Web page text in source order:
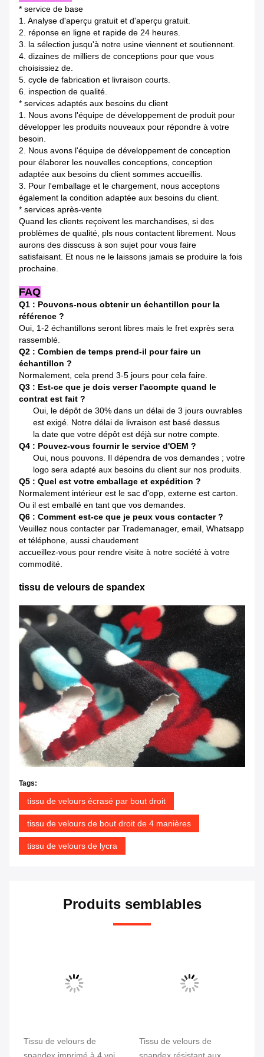
* service de base
1. Analyse d'aperçu gratuit et d'aperçu gratuit.
2. réponse en ligne et rapide de 24 heures.
3. la sélection jusqu'à notre usine viennent et soutiennent.
4. dizaines de milliers de conceptions pour que vous
choisissiez de.
5. cycle de fabrication et livraison courts.
6. inspection de qualité.
* services adaptés aux besoins du client
1. Nous avons l'équipe de développement de produit pour
développer les produits nouveaux pour répondre à votre
besoin.
2. Nous avons l'équipe de développement de conception
pour élaborer les nouvelles conceptions, conception
adaptée aux besoins du client sommes accueillis.
3. Pour l'emballage et le chargement, nous acceptons
également la condition adaptée aux besoins du client.
* services après-vente
Quand les clients reçoivent les marchandises, si des
problèmes de qualité, pls nous contactent librement. Nous
aurons des disscuss à son sujet pour vous faire
satisfaisant. Et nous ne le laissons jamais se produire la fois
prochaine.
FAQ
Q1 : Pouvons-nous obtenir un échantillon pour la
référence ?
Oui, 1-2 échantillons seront libres mais le fret exprès sera
rassemblé.
Q2 : Combien de temps prend-il pour faire un
échantillon ?
Normalement, cela prend 3-5 jours pour cela faire.
Q3 : Est-ce que je dois verser l'acompte quand le
contrat est fait ?
Oui, le dépôt de 30% dans un délai de 3 jours ouvrables
est exigé. Notre délai de livraison est basé dessus
la date que votre dépôt est déjà sur notre compte.
Q4 : Pouvez-vous fournir le service d'OEM ?
Oui, nous pouvons. Il dépendra de vos demandes ; votre
logo sera adapté aux besoins du client sur nos produits.
Q5 : Quel est votre emballage et expédition ?
Normalement intérieur est le sac d'opp, externe est carton.
Ou il est emballé en tant que vos demandes.
Q6 : Comment est-ce que je peux vous contacter ?
Veuillez nous contacter par Trademanager, email, Whatsapp
et téléphone, aussi chaudement
accueillez-vous pour rendre visite à notre société à votre
commodité.
tissu de velours de spandex
Tags:
tissu de velours écrasé par bout droit
tissu de velours de bout droit de 4 manières
tissu de velours de lycra
Produits semblables
Tissu de velours de
Tissu de velours de